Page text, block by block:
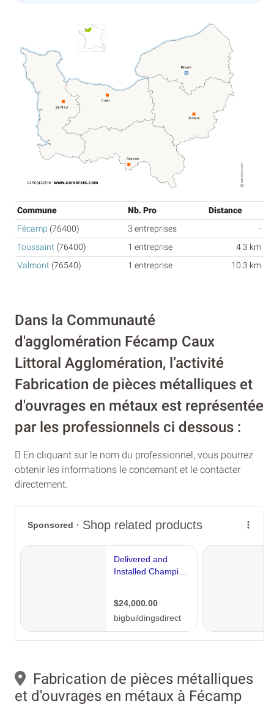
Commune Nb. Pro
Distance
Fécamp (76400) 3 entreprises
-
Toussaint (76400) 1 entreprise
4.3 km
Valmont (76540) 1 entreprise 10.3 km
Dans la Communauté
d'agglomération Fécamp Caux
Littoral Agglomération, l’activité
Fabrication de pièces métalliques et
d'ouvrages en métaux est représentée
par les professionnels ci dessous :
En cliquant sur le nom du professionnel, vous pourrez
obtenir les informations le concernant et le contacter
directement.
Fabrication de pièces métalliques
et d'ouvrages en métaux à Fécamp